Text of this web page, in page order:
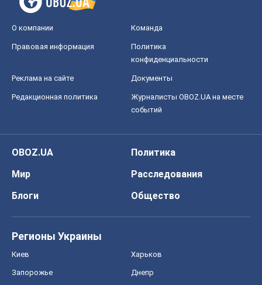
О компании Команда
Правовая информация
Политика
конфиденциальности
Реклама на сайте Документы
Редакционная политика
Журналисты OBOZ.UA на месте
событий
OBOZ.UA
Политика
Мир
Расследования
Блоги
Общество
Регионы Украины
Киев Харьков
Запорожье Днепр